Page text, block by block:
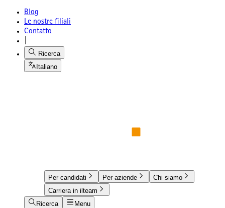
Blog
Le nostre filiali
Contatto
Ricerca
Italiano
Per candidati Per aziende
Chi siamo
Carriera in ilteam
Ricerca
Menu